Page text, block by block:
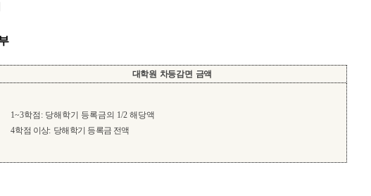
대학원 차등감면 금액
1~3학점 : 당해학기 등록금의 1/2 해당액
4학점 이상: 당해학기 등록금 전액